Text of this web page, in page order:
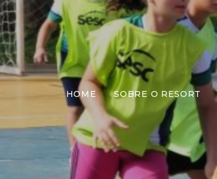
HOME SOBRE O RESORT